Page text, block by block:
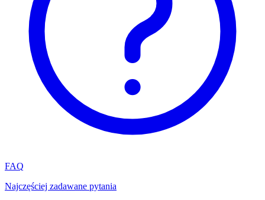
FAQ
Najczęściej zadawane pytania